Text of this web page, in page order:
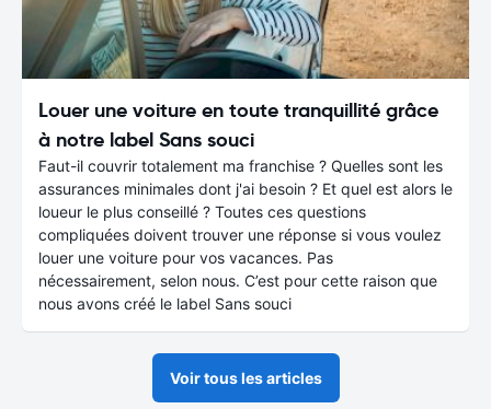
Louer une voiture en toute tranquillité grâce
à notre label Sans souci
Faut-il couvrir totalement ma franchise ? Quelles sont les
assurances minimales dont j'ai besoin ? Et quel est alors le
loueur le plus conseillé ? Toutes ces questions
compliquées doivent trouver une réponse si vous voulez
louer une voiture pour vos vacances. Pas
nécessairement, selon nous. C’est pour cette raison que
nous avons créé le label Sans souci
Voir tous les articles